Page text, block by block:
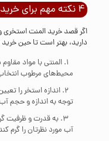
۴ نکته مهم برای خرید المنت تانکری
اگر قصد خرید المنت استخری
دارید، بهتر است تا حین
المنتی با مواد
محیط‌های مرطوب
اندازه استخر را
توجه به اندازه و حجم
به قدرت و ظرفیت
آب مورد نظرتان را گرم